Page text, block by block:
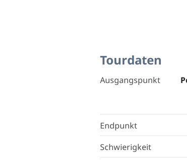
Tourdaten
Ausgangspunkt
Endpunkt
Schwierigkeit